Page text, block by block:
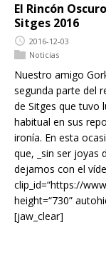
El Rincón
Sitges 2016
2016-12-03
Noticias
Nuestro amigo
segunda parte del
de Sitges que tuvo
habitual en sus
ironía. En esta
que, _sin ser joyas
dejamos con el
clip_id=“https://
height=“730”
[jaw_clear]